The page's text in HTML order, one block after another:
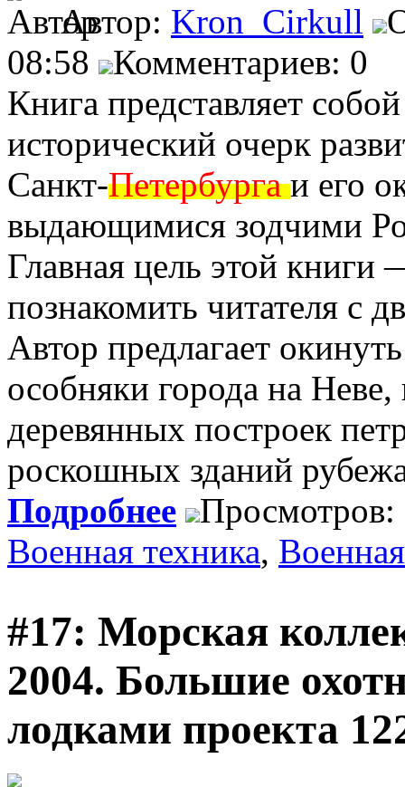
Автор: Kron_Cirkull
08:58
Комментариев: 0
Книга представляет
исторический очерк
Санкт-Петербургаи его
выдающимися зодчими
Главная цель этой книги
познакомить читателя с
Автор предлагает
особняки города на
деревянных построек
роскошных зданий
Подробнее
Просмотров:
Военная техника,
#17: Морская
2004. Большие
лодками проекта